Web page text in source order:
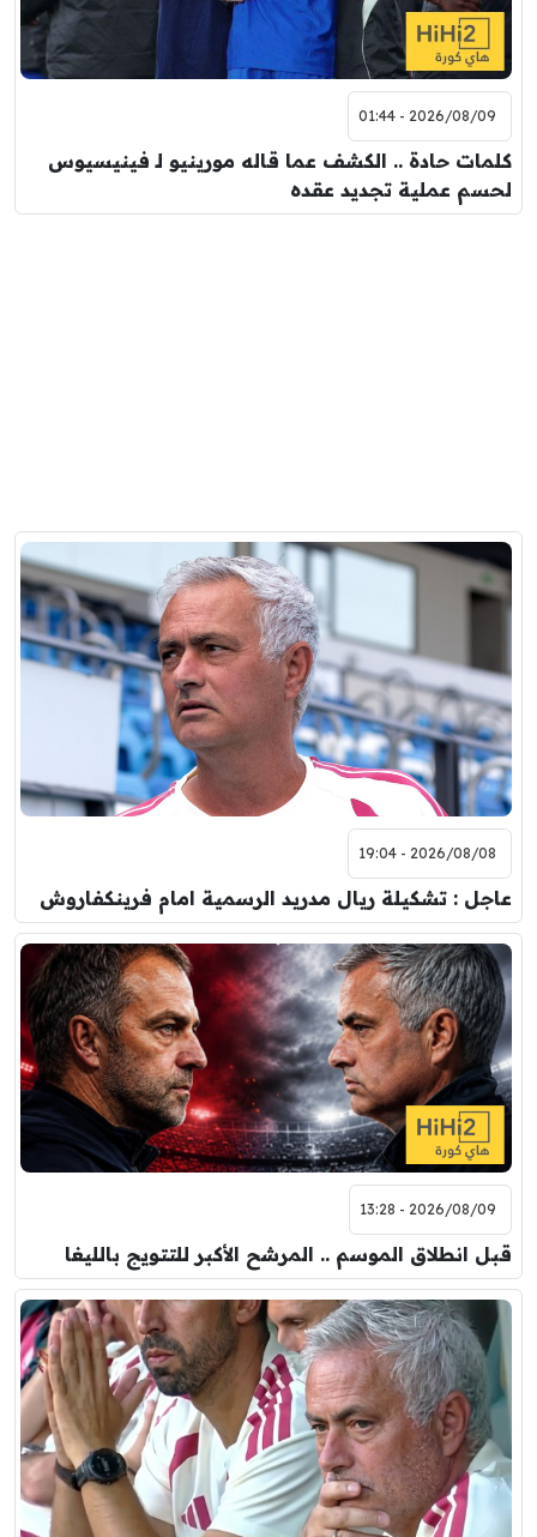
2026/08/09 - 01:44
كلمات حادة .. الكشف عما قاله مورينيو لـ فينيسيوس
لحسم عملية تجديد عقده
2026/08/08 - 19:04
عاجل : تشكيلة ريال مدريد الرسمية امام فرينكفاروش
2026/08/09 - 13:28
قبل انطلاق الموسم .. المرشح الأكبر للتتويج بالليغا